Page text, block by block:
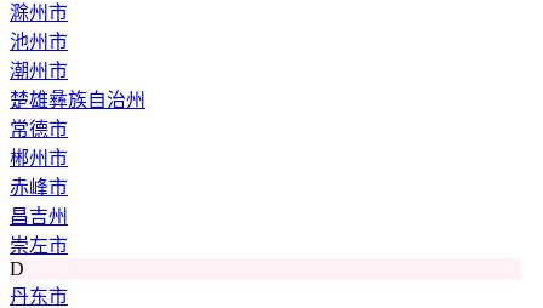
滁州市
池州市
潮州市
楚雄彝族自治州
常德市
郴州市
赤峰市
昌吉州
崇左市
D
丹东市